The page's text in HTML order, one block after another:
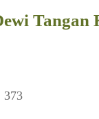
Tangan
373